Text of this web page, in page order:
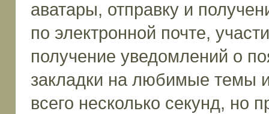
аватары, отправку и
по электронной почте,
получение уведомлений о
закладки на любимые темы
всего несколько секунд, но